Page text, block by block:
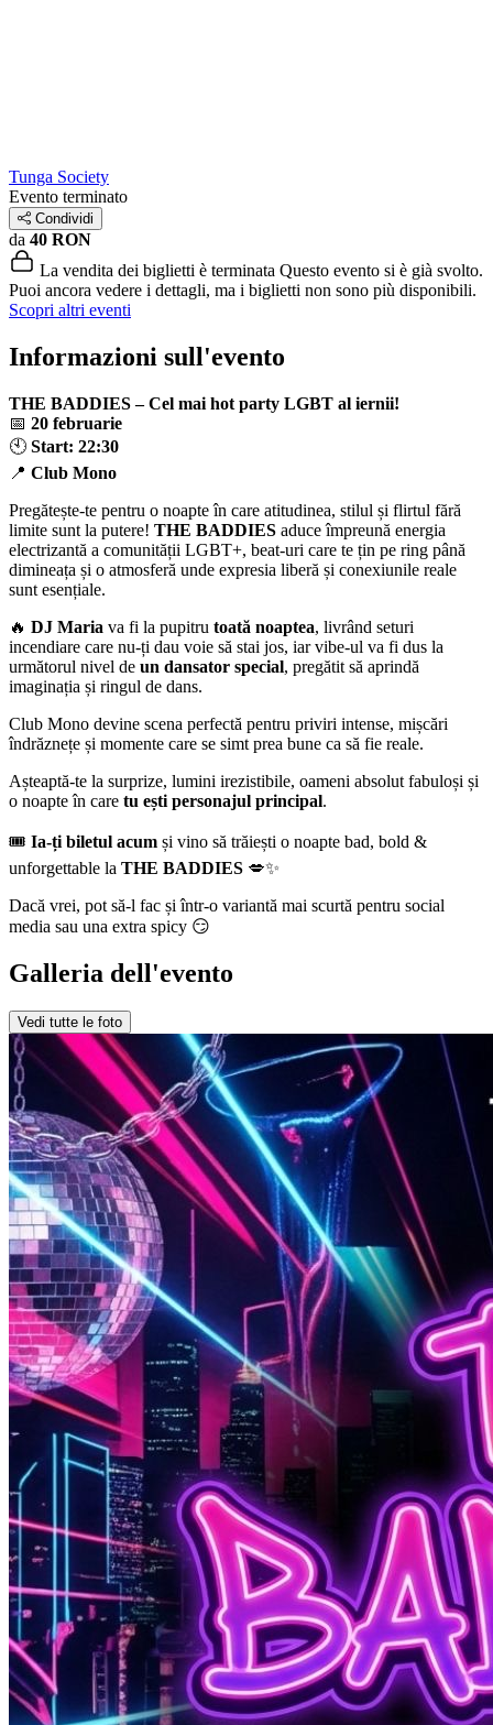
Tunga Society
Evento terminato
Condividi
da 40 RON
La vendita dei biglietti è terminata Questo evento si è già svolto.
Puoi ancora vedere i dettagli, ma i biglietti non sono più disponibili.
Scopri altri eventi
Informazioni sull'evento
THE BADDIES – Cel mai hot party LGBT al iernii!
📅 20 februarie
🕙 Start: 22:30
📍 Club Mono
Pregătește-te pentru o noapte în care atitudinea, stilul și flirtul fără
limite sunt la putere! THE BADDIES aduce împreună energia
electrizantă a comunității LGBT+, beat-uri care te țin pe ring până
dimineața și o atmosferă unde expresia liberă și conexiunile reale
sunt esențiale.
🔥 DJ Maria va fi la pupitru toată noaptea, livrând seturi
incendiare care nu-ți dau voie să stai jos, iar vibe-ul va fi dus la
următorul nivel de un dansator special, pregătit să aprindă
imaginația și ringul de dans.
Club Mono devine scena perfectă pentru priviri intense, mișcări
îndrăznețe și momente care se simt prea bune ca să fie reale.
Așteaptă-te la surprize, lumini irezistibile, oameni absolut fabuloși și
o noapte în care tu ești personajul principal.
🎟 Ia-ți biletul acum și vino să trăiești o noapte bad, bold &
unforgettable la THE BADDIES 💋✨
Dacă vrei, pot să-l fac și într-o variantă mai scurtă pentru social
media sau una extra spicy 😏
Galleria dell'evento
Vedi tutte le foto